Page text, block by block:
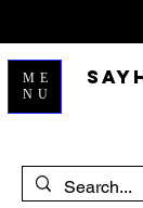
ME
NU